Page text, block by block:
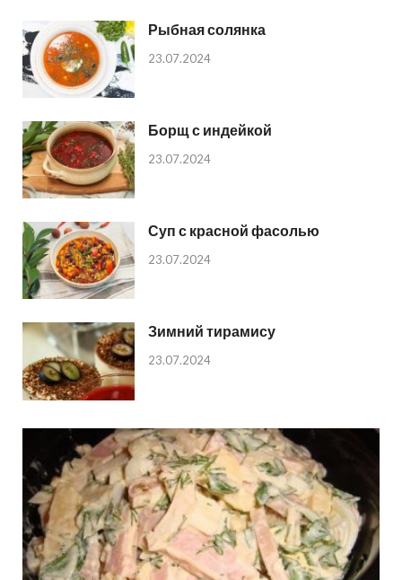
Рыбная солянка
23.07.2024
Борщ с индейкой
23.07.2024
Суп с красной фасолью
23.07.2024
Зимний тирамису
23.07.2024